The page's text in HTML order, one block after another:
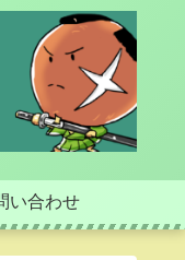
い合わせ